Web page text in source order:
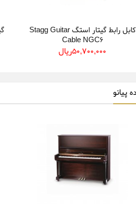
کابل رابط گیتار استگ Stagg Guitar
Cable NGC6
50,700,000ريال
پیانو
الکترونیک ایکس ام
303,810,000ريال
SUW30MS
351,000,000ريال